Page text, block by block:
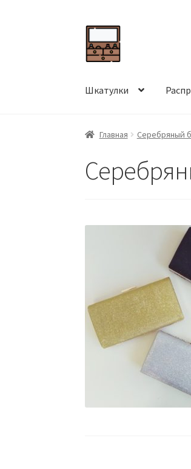
Перейти
к
навигации
Перейти
к
содержимому
Шкатулки
Главная Серебряный